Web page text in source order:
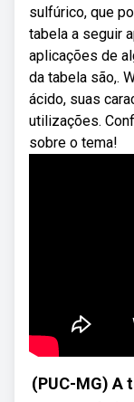
sulfúrico, que
tabela a seguir
aplicações de
da tabela são,.
ácido, suas
utilizações.
sobre o tema!
(PUC-MG) A